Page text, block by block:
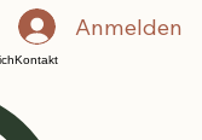
Anmelden
Kontakt